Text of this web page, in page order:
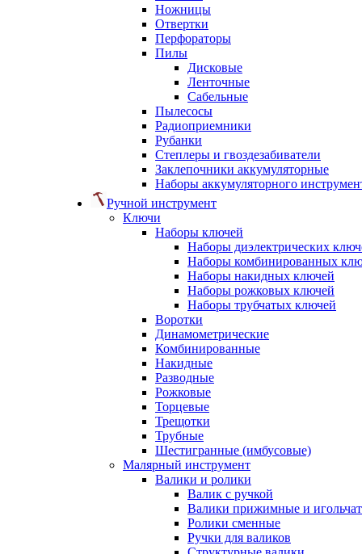
Ножницы
Отвертки
Перфораторы
Пилы
Дисковые
Ленточные
Сабельные
Пылесосы
Радиоприемники
Рубанки
Степлеры и гвоздезабиватели
Заклепочники аккумуляторные
Наборы аккумуляторного
Ручной инструмент
Ключи
Наборы ключей
Наборы диэлектрических
Наборы комбинированных
Наборы накидных ключей
Наборы рожковых ключей
Наборы трубчатых ключей
Воротки
Динамометрические
Комбинированные
Накидные
Разводные
Рожковые
Торцевые
Трещотки
Трубные
Шестигранные (имбусовые)
Малярный инструмент
Валики и ролики
Валик с ручкой
Валики прижимные и
Ролики сменные
Ручки для валиков